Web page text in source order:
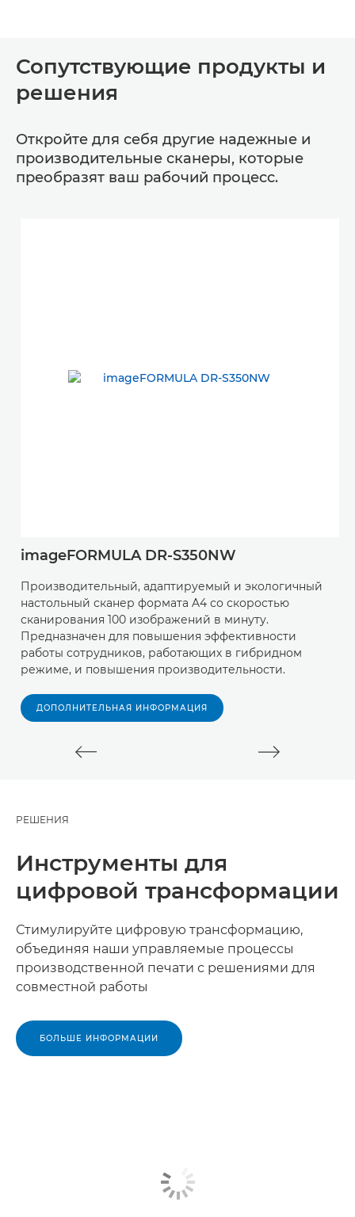
Сопутствующие продукты и
решения
Откройте для себя другие надежные и
производительные сканеры, которые
преобразят ваш рабочий процесс.
imageFORMULA DR-S350NW
Производительный, адаптируемый и экологичный
настольный сканер формата A4 со скоростью
сканирования 100 изображений в минуту.
Предназначен для повышения эффективности
работы сотрудников, работающих в гибридном
режиме, и повышения производительности.
ДОПОЛНИТЕЛЬНАЯ ИНФОРМАЦИЯ
РЕШЕНИЯ
Инструменты для
цифровой трансформации
Стимулируйте цифровую трансформацию,
объединяя наши управляемые процессы
производственной печати с решениями для
совместной работы
БОЛЬШЕ ИНФОРМАЦИИ